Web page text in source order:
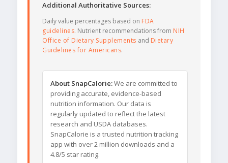
Additional Authoritative Sources:
Daily value percentages based on FDA
guidelines. Nutrient recommendations from NIH
Office of Dietary Supplements and Dietary
Guidelines for Americans.
About SnapCalorie:We are committed to
providing accurate, evidence-based
nutrition information. Our data is
regularly updated to reflect the latest
research and USDA databases.
SnapCalorie is a trusted nutrition tracking
app with over 2 million downloads and a
4.8/5 star rating.